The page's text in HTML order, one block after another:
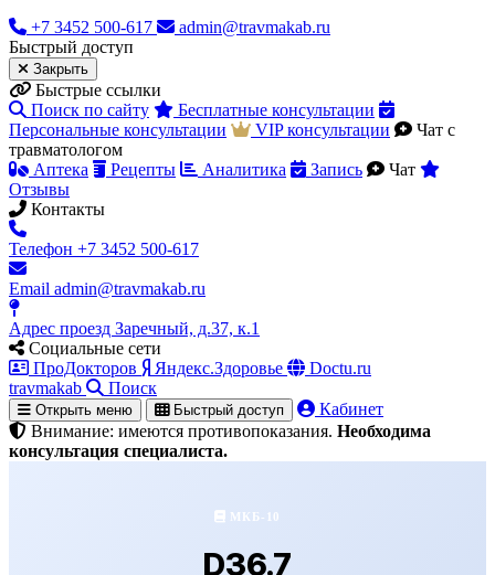
+7 3452 500-617
admin@travmakab.ru
Быстрый доступ
Закрыть
Быстрые ссылки
Поиск по сайту
Бесплатные консультации
Персональные консультации
VIP консультации
Чат с
травматологом
Аптека
Рецепты Аналитика Запись
Чат
Отзывы
Контакты
Телефон +7 3452 500-617
Email admin@travmakab.ru
Адрес проезд Заречный, д.37, к.1
Социальные сети
ПроДокторов
Яндекс.Здоровье
Doctu.ru
travmakab Поиск
Открыть меню Быстрый доступ
Кабинет
Внимание: имеются противопоказания. Необходима
консультация специалиста.
МКБ-10
D36.7